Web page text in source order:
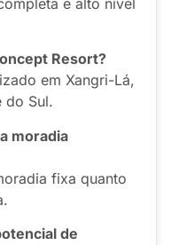
e alto nível
Resort?
em Xangri-Lá,
do Sul.
moradia
fixa quanto
de